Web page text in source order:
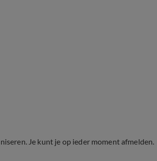
Je kunt je op ieder moment afmelden.